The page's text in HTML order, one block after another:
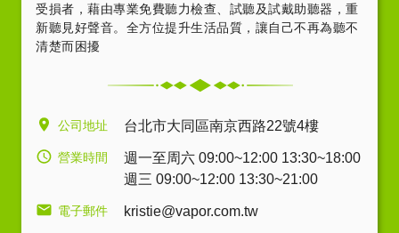
受損者，藉由專業免費聽力檢查、試聽及試戴助聽器，重
新聽見好聲音。全方位提升生活品質，讓自己不再為聽不
清楚而困擾
公司地址 台北市大同區南京西路22號4樓
營業時間
週一至周六 09:00~12:00 13:30~18:00
週三 09:00~12:00 13:30~21:00
電子郵件 kristie@vapor.com.tw